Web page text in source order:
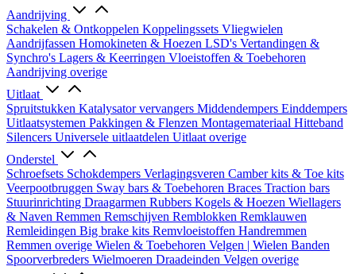
Aandrijving
Schakelen & Ontkoppelen Koppelingssets Vliegwielen
Aandrijfassen Homokineten & Hoezen LSD's Vertandingen &
Synchro's Lagers & Keerringen Vloeistoffen & Toebehoren
Aandrijving overige
Uitlaat
Spruitstukken Katalysator vervangers Middendempers Einddempers
Uitlaatsystemen Pakkingen & Flenzen Montagemateriaal Hitteband
Silencers Universele uitlaatdelen Uitlaat overige
Onderstel
Schroefsets Schokdempers Verlagingsveren Camber kits & Toe kits
Veerpootbruggen Sway bars & Toebehoren Braces Traction bars
Stuurinrichting Draagarmen Rubbers Kogels & Hoezen Wiellagers
& Naven Remmen Remschijven Remblokken Remklauwen
Remleidingen Big brake kits Remvloeistoffen Handremmen
Remmen overige Wielen & Toebehoren Velgen | Wielen Banden
Spoorverbreders Wielmoeren Draadeinden Velgen overige